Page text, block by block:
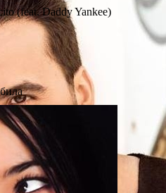
(feat. Daddy Yankee)